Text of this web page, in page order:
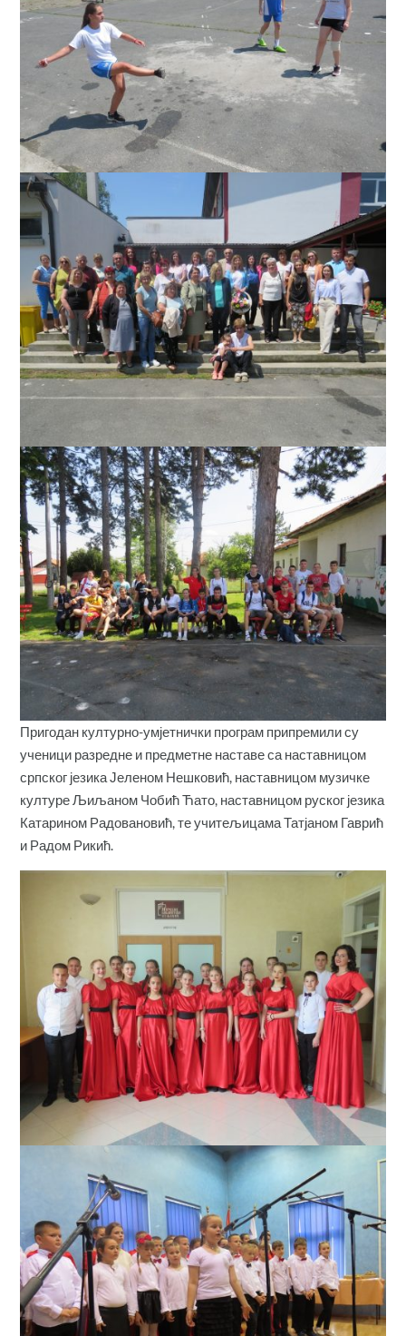
Пригодан културно-умјетнички програм припремили су
ученици разредне и предметне наставе са наставницом
српског језика Јеленом Нешковић, наставницом музичке
културе Љиљаном Чобић Ћато, наставницом руског језика
Катарином Радовановић, те учитељицама Татјаном Гаврић
и Радом Рикић.